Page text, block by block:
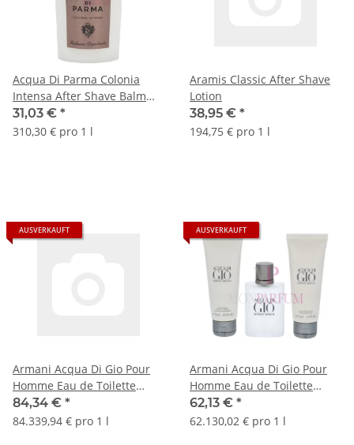
Acqua Di Parma Colonia
Intensa After Shave Balm
100ml
31,03 € *
310,30 € pro 1 l
Aramis Classic After Shave
Lotion
38,95 € *
194,75 € pro 1 l
AUSVERKAUFT
Armani Acqua Di Gio Pour
Homme Eau de Toilette
Spray 100ml / Shower Gel
75ml / After Shave Balm
84,34 € *
84.339,94 € pro 1 l
AUSVERKAUFT
Armani Acqua Di Gio Pour
Homme Eau de Toilette
Spray 50ml / Shower Gel
75ml / After Shave Balm
62,13 € *
62.130,02 € pro 1 l